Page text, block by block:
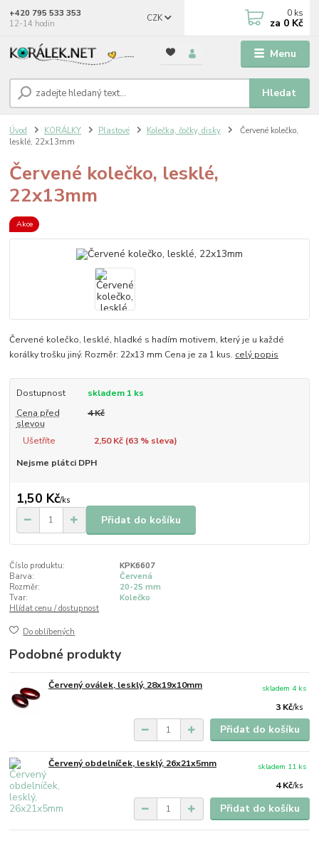
Menu
CZK
Hledat
+420 795 533 353
12-14 hodin
0 ks
za 0 Kč
Úvod KORÁLKY Plastové Kolečka, čočky, disky
Červené kolečko,
lesklé, 22x13mm
Červené kolečko, lesklé,
22x13mm
Akce
Červené kolečko, lesklé, hladké s hadím motivem, který je u každé
korálky trošku jiný. Rozměr: 22x13 mm Cena je za 1 kus. celý popis
Dostupnost
skladem 1 ks
Cena před
slevou
4 Kč
Ušetříte 2,50 Kč (63% sleva)
Nejsme plátci DPH
1,50 Kč/ks
Přidat do košíku
Číslo produktu:
KPK6607
Barva:
Červená
Rozměr:
20-25 mm
Tvar:
Kolečko
Hlídat cenu / dostupnost
Do oblíbených
Podobné produkty
Červený oválek, lesklý, 28x19x10mm
3 Kč/ks
skladem 4 ks
Přidat do košíku
Červený obdelníček, lesklý, 26x21x5mm
4 Kč/ks
skladem 11 ks
Přidat do košíku